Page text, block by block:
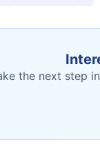
the next step